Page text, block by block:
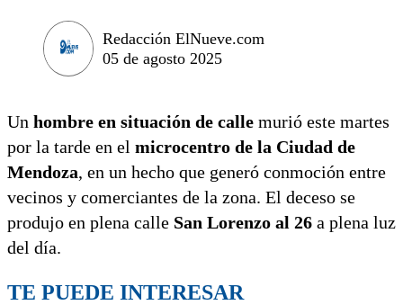
Redacción ElNueve.com
05 de agosto 2025
Un hombre en situación de calle murió este martes
por la tarde en el microcentro de la Ciudad de
Mendoza, en un hecho que generó conmoción entre
vecinos y comerciantes de la zona. El deceso se
produjo en plena calle San Lorenzo al 26 a plena luz
del día.
TE PUEDE INTERESAR